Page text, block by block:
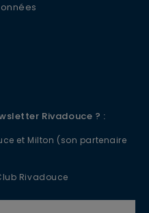
Rivadouce ? :
et Milton (son partenaire
Rivadouce